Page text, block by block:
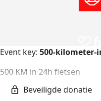
Event key: 500-kilometer-
500 KM in 24h fietsen
500-kilometer-in-24-uur-